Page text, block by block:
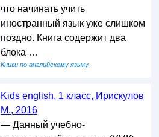
что начинать учить
иностранный язык уже слишком
поздно. Книга содержит два
блока …
Книги по английскому языку
Kids english, 1 класс, Ирискулов
М., 2016
— Данный учебно-